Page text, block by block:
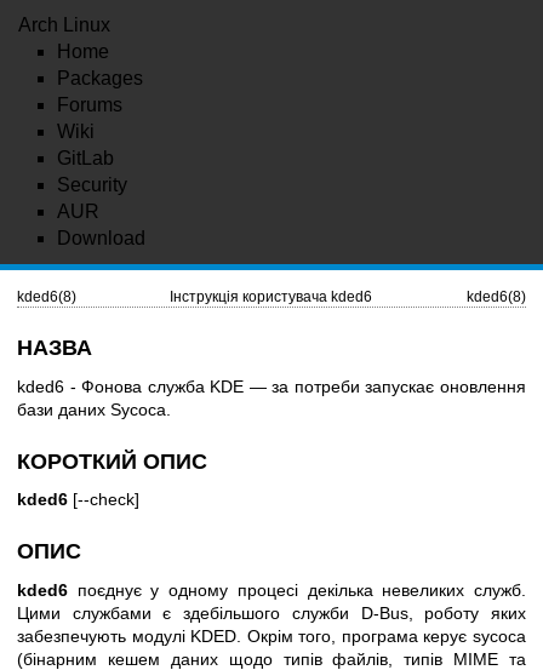
Arch Linux
Home
Packages
Forums
Wiki
GitLab
Security
AUR
Download
kded6(8) Інструкція користувача kded6 kded6(8)
НАЗВА
kded6 - Фонова служба KDE — за потреби запускає оновлення
бази даних Sycoca.
КОРОТКИЙ ОПИС
kded6 [--check]
ОПИС
kded6 поєднує у одному процесі декілька невеликих служб.
Цими службами є здебільшого служби D-Bus, роботу яких
забезпечують модулі KDED. Окрім того, програма керує sycoca
(бінарним кешем даних щодо типів файлів, типів MIME та